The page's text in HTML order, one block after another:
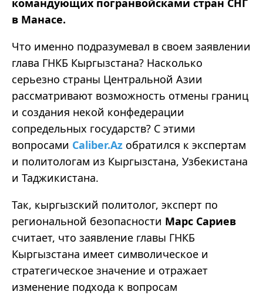
командующих погранвойсками стран СНГ
в Манасе.
Что именно подразумевал в своем заявлении
глава ГНКБ Кыргызстана? Насколько
серьезно страны Центральной Азии
рассматривают возможность отмены границ
и создания некой конфедерации
сопредельных государств? С этими
вопросами Caliber.Az обратился к экспертам
и политологам из Кыргызстана, Узбекистана
и Таджикистана.
Так, кыргызский политолог, эксперт по
региональной безопасности Марс Сариев
считает, что заявление главы ГНКБ
Кыргызстана имеет символическое и
стратегическое значение и отражает
изменение подхода к вопросам